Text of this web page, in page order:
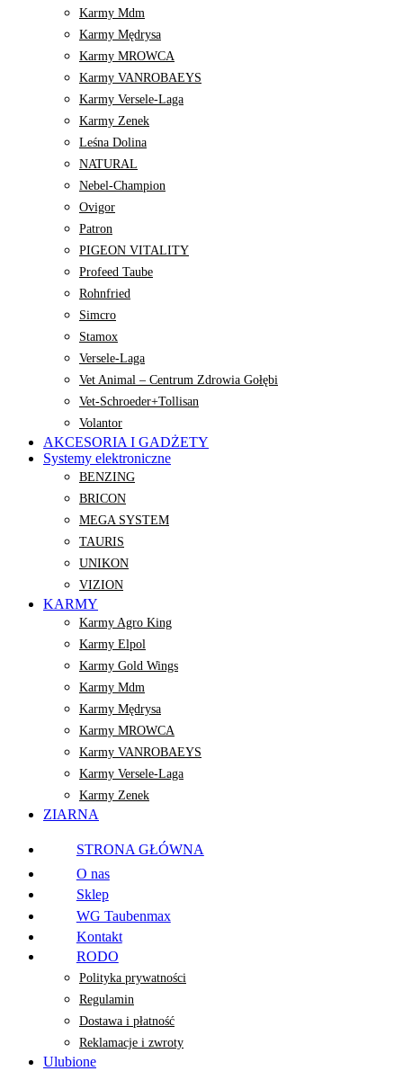
Karmy Mdm
Karmy Mędrysa
Karmy MROWCA
Karmy VANROBAEYS
Karmy Versele-Laga
Karmy Zenek
Leśna Dolina
NATURAL
Nebel-Champion
Ovigor
Patron
PIGEON VITALITY
Profeed Taube
Rohnfried
Simcro
Stamox
Versele-Laga
Vet Animal – Centrum Zdrowia Gołębi
Vet-Schroeder+Tollisan
Volantor
AKCESORIA I GADŻETY
Systemy elektroniczne
BENZING
BRICON
MEGA SYSTEM
TAURIS
UNIKON
VIZION
KARMY
Karmy Agro King
Karmy Elpol
Karmy Gold Wings
Karmy Mdm
Karmy Mędrysa
Karmy MROWCA
Karmy VANROBAEYS
Karmy Versele-Laga
Karmy Zenek
ZIARNA
STRONA GŁÓWNA
O nas
Sklep
WG Taubenmax
Kontakt
RODO
Polityka prywatności
Regulamin
Dostawa i płatność
Reklamacje i zwroty
Ulubione